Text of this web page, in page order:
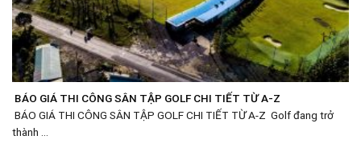
BÁO GIÁ THI CÔNG SÂN TẬP GOLF CHI TIẾT TỪ A-Z
BÁO GIÁ THI CÔNG SÂN TẬP GOLF CHI TIẾT TỪ A-Z Golf đang trở
thành ...